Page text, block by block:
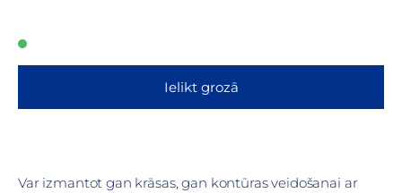
Ielikt grozā
Var izmantot gan krāsas, gan kontūras veidošanai ar